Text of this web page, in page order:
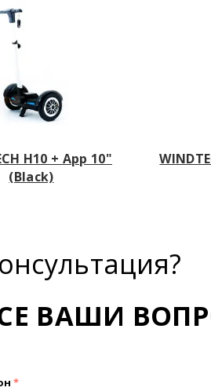
H10 + App 10"
(Black)
ВАШИ
*